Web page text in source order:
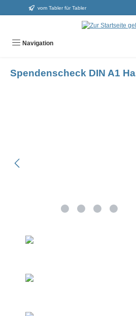
springen vom Tabler für Tabler
Navigation
Spendenscheck DIN A1